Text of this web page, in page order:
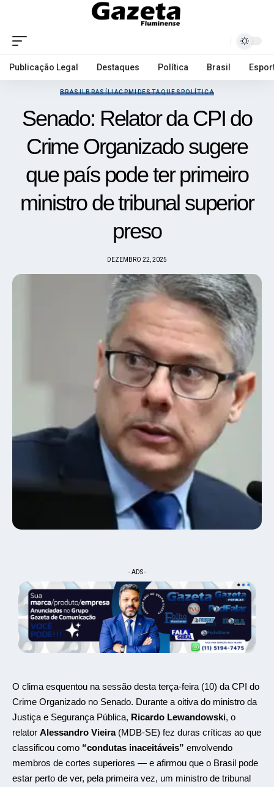
Publicação Legal Destaques Política Brasil
BRASILBRASÍLIACPMIDESTAQUESPOLÍTICA
Senado: Relator da CPI do
Crime Organizado sugere
que país pode ter primeiro
ministro de tribunal superior
preso
DEZEMBRO 22, 2025
- ADS -
O clima esquentou na sessão desta terça-feira (10) da CPI do
Crime Organizado no Senado. Durante a oitiva do ministro da
Justiça e Segurança Pública, Ricardo Lewandowski, o
relator Alessandro Vieira(MDB-SE) fez duras críticas ao que
classificou como “condutas inaceitáveis” envolvendo
membros de cortes superiores — e afirmou que o Brasil pode
estar perto de ver, pela primeira vez, um ministro de tribunal